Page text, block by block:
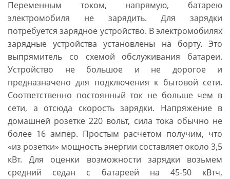
Переменным током, напрямую, батарею
электромобиля не зарядить. Для зарядки
потребуется зарядное устройство. В электромобилях
зарядные устройства установлены на борту. Это
выпрямитель со схемой обслуживания батареи.
Устройство не большое и не дорогое и
предназначено для подключения к бытовой сети.
Соответственно постоянный ток не больше чем в
сети, а отсюда скорость зарядки. Напряжение в
домашней розетке 220 вольт, сила тока обычно не
более 16 ампер. Простым расчетом получим, что
«из розетки» мощность энергии составляет около 3,5
кВт. Для оценки возможности зарядки возьмем
средний седан с батареей на 45-50 кВтч,